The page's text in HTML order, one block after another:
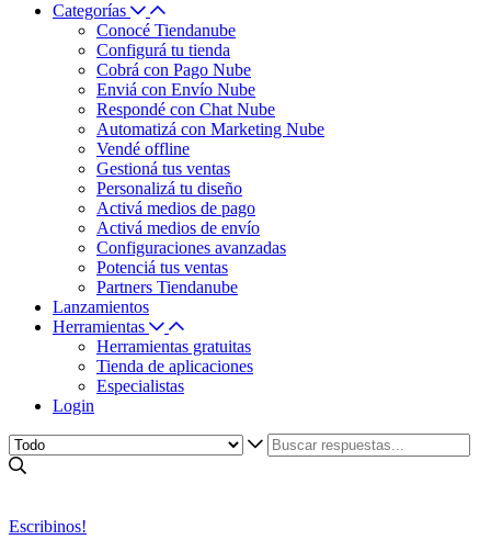
Categorías
Conocé Tiendanube
Configurá tu tienda
Cobrá con Pago Nube
Enviá con Envío Nube
Respondé con Chat Nube
Automatizá con Marketing Nube
Vendé offline
Gestioná tus ventas
Personalizá tu diseño
Activá medios de pago
Activá medios de envío
Configuraciones avanzadas
Potenciá tus ventas
Partners Tiendanube
Lanzamientos
Herramientas
Herramientas gratuitas
Tienda de aplicaciones
Especialistas
Login
Escribinos!